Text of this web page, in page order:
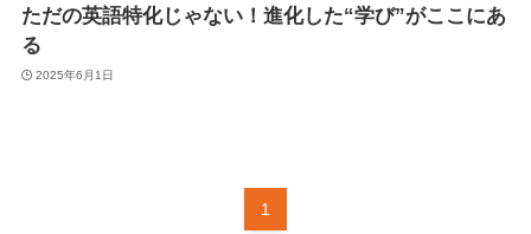
ただの英語特化じゃない！進化した“学び”がここにあ
る
2025年6月1日
1